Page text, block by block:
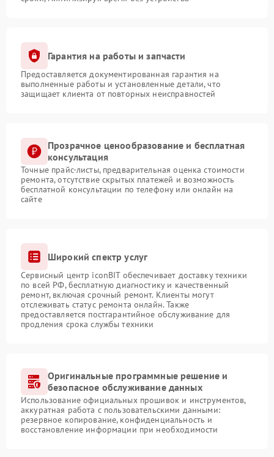
Гарантия на работы и запчасти
Предоставляется документированная гарантия на
выполненные работы и установленные детали, что
защищает клиента от повторных неисправностей
Прозрачное ценообразование и бесплатная
консультация
Точные прайс-листы, предварительная оценка стоимости
ремонта, отсутствие скрытых платежей и возможность
бесплатной консультации по телефону или онлайн на
сайте
Широкий спектр услуг
Сервисный центр iconBIT обеспечивает доставку техники
по всей РФ, бесплатную диагностику и качественный
ремонт, включая срочный ремонт. Клиенты могут
отслеживать статус ремонта онлайн. Также
предоставляется постгарантийное обслуживание для
продления срока службы техники
Оригинальные программные решение и
безопасное обслуживание данных
Использование официальных прошивок и инструментов,
аккуратная работа с пользовательскими данными:
резервное копирование, конфиденциальность и
восстановление информации при необходимости